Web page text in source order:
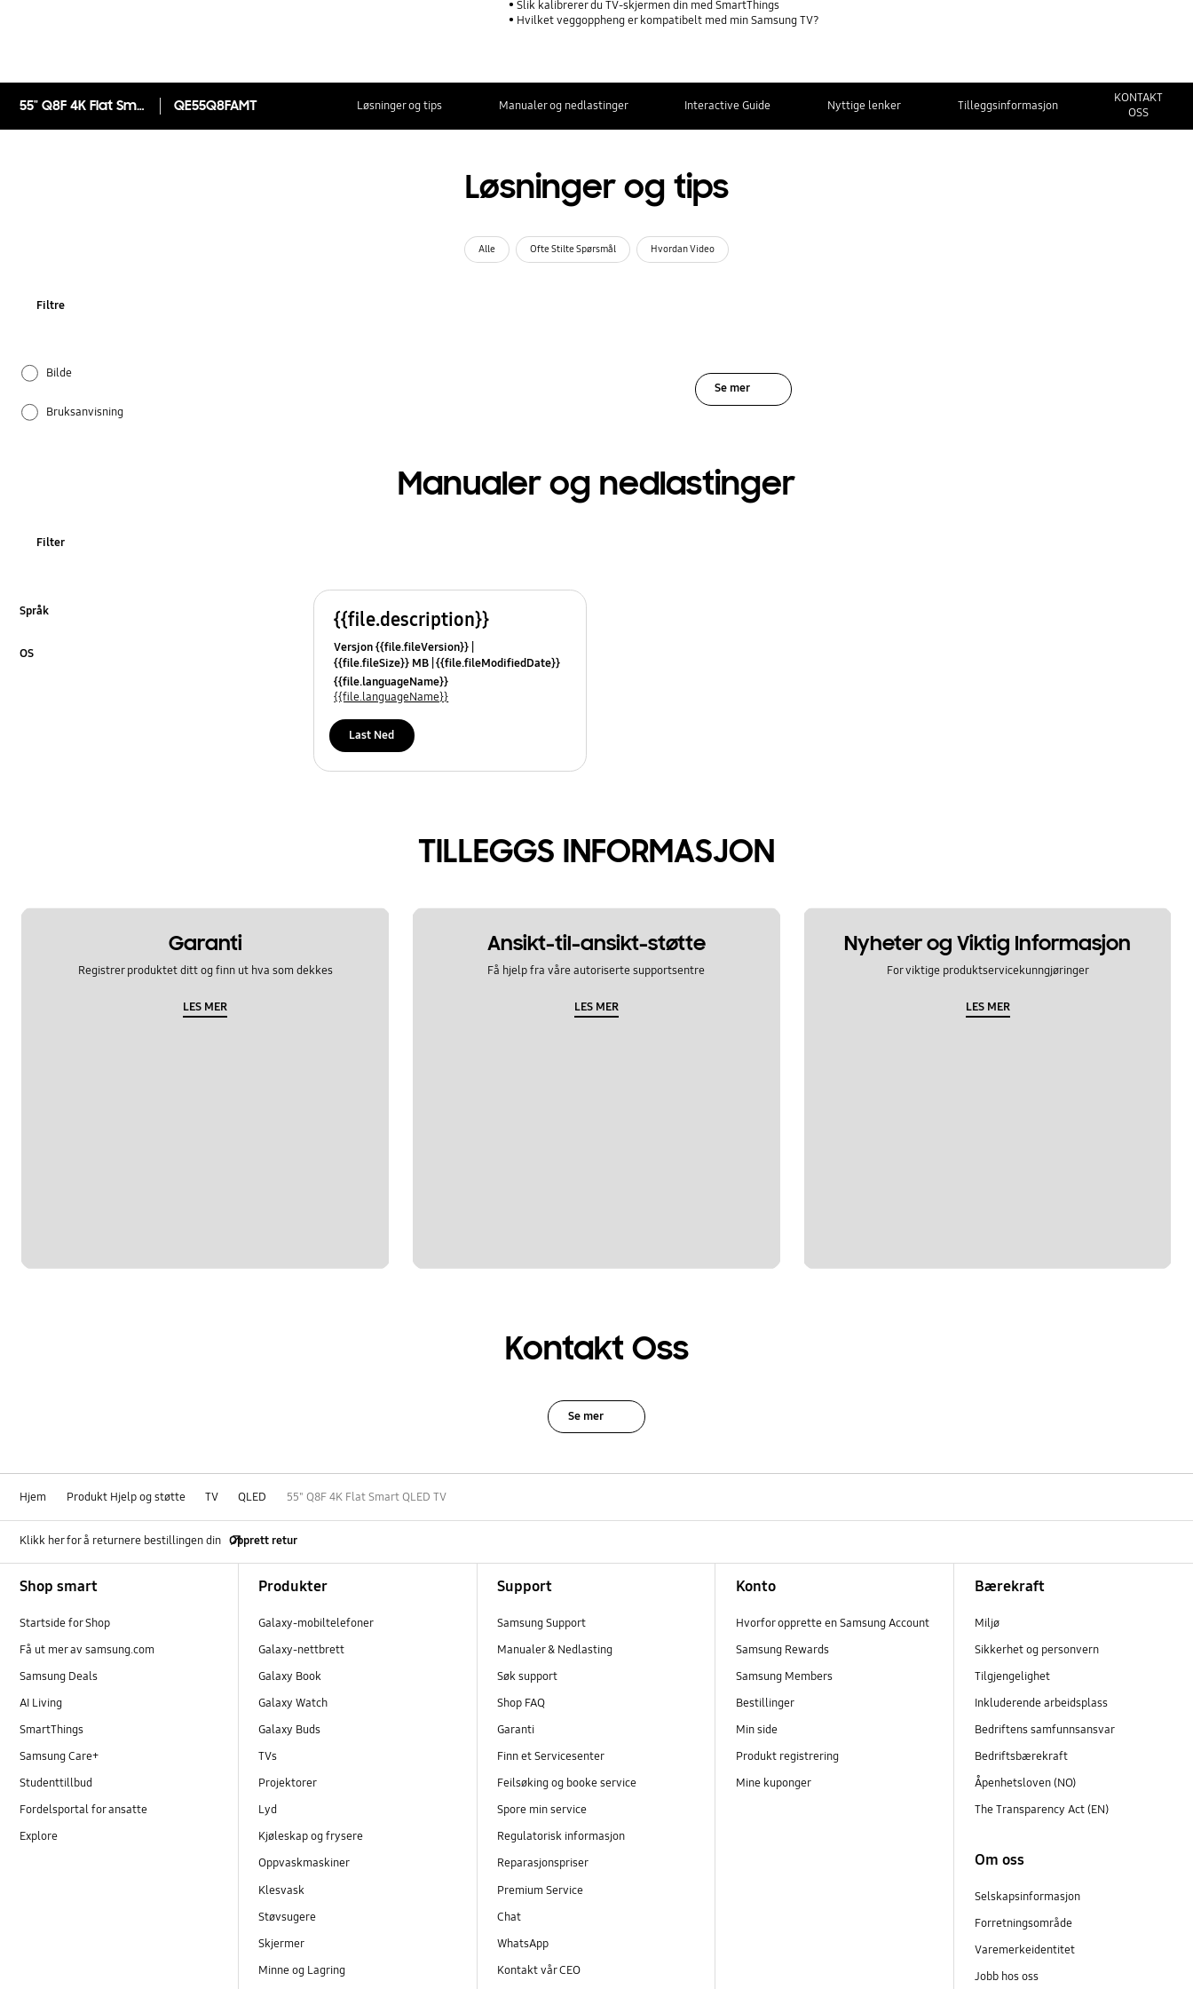
Slik kalibrerer du TV-skjermen din med SmartThings
Hvilket veggoppheng er kompatibelt med min Samsung TV?
55" Q8F 4K Flat Smart QLED TV QE55Q8FAMT Løsninger og tips Manualer og nedlastinger Interactive Guide Nyttige lenker Tilleggsinformasjon
KONTAKT
OSS
Løsninger og tips
Alle Ofte Stilte Spørsmål Hvordan Video
Filtre
Bilde
Bruksanvisning
Tilleggsutstyr
Se mer
Manualer og nedlastinger
Filter
Språk
OS
{{file.description}}
Versjon {{file.fileVersion}}
{{file.fileSize}} MB {{file.fileModifiedDate}}
{{file.osNames}}
{{file.languageName}}
{{file.languageName}}
Last Ned
TILLEGGS INFORMASJON
Garanti
Registrer produktet ditt og finn ut hva som dekkes
LES MER
Ansikt-til-ansikt-støtte
Få hjelp fra våre autoriserte supportsentre
LES MER
Nyheter og Viktig Informasjon
For viktige produktservicekunngjøringer
LES MER
Kontakt Oss
Se mer
Hjem Produkt Hjelp og støtte TV QLED 55" Q8F 4K Flat Smart QLED TV
Klikk her for å returnere bestillingen din Opprett retur
Shop smart
Startside for Shop
Få ut mer av samsung.com
Samsung Deals
AI Living
SmartThings
Samsung Care+
Studenttillbud
Fordelsportal for ansatte
Explore
Produkter
Galaxy-mobiltelefoner
Galaxy-nettbrett
Galaxy Book
Galaxy Watch
Galaxy Buds
TVs
Projektorer
Lyd
Kjøleskap og frysere
Oppvaskmaskiner
Klesvask
Støvsugere
Skjermer
Minne og Lagring
Support
Samsung Support
Manualer & Nedlasting
Søk support
Shop FAQ
Garanti
Finn et Servicesenter
Feilsøking og booke service
Spore min service
Regulatorisk informasjon
Reparasjonspriser
Premium Service
Chat
WhatsApp
Kontakt vår CEO
Konto
Hvorfor opprette en Samsung Account
Samsung Rewards
Samsung Members
Bestillinger
Min side
Produkt registrering
Mine kuponger
Bærekraft
Miljø
Sikkerhet og personvern
Tilgjengelighet
Inkluderende arbeidsplass
Bedriftens samfunnsansvar
Bedriftsbærekraft
Åpenhetsloven (NO)
The Transparency Act (EN)
Om oss
Selskapsinformasjon
Forretningsområde
Varemerkeidentitet
Jobb hos oss